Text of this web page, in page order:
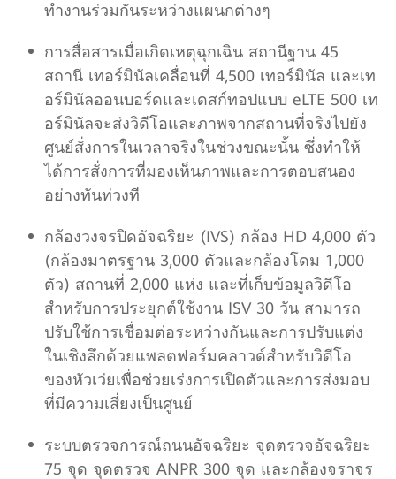
ทำงานร่วมกันระหว่างแผนกต่างๆ
การสื่อสารเมื่อเกิดเหตุฉุกเฉิน สถานีฐาน 45
สถานี เทอร์มินัลเคลื่อนที่ 4,500 เทอร์มินัล และเท
อร์มินัลออนบอร์ดและเดสก์ทอปแบบ eLTE 500 เท
อร์มินัลจะส่งวิดีโอและภาพจากสถานที่จริงไปยัง
ศูนย์สั่งการในเวลาจริงในช่วงขณะนั้น ซึ่งทำให้
ได้การสั่งการที่มองเห็นภาพและการตอบสนอง
อย่างทันท่วงที
กล้องวงจรปิดอัจฉริยะ (IVS) กล้อง HD 4,000 ตัว
(กล้องมาตรฐาน 3,000 ตัวและกล้องโดม 1,000
ตัว) สถานที่ 2,000 แห่ง และที่เก็บข้อมูลวิดีโอ
สำหรับการประยุกต์ใช้งาน ISV 30 วัน สามารถ
ปรับใช้การเชื่อมต่อระหว่างกันและการปรับแต่ง
ในเชิงลึกด้วยแพลตฟอร์มคลาวด์สำหรับวิดีโอ
ของหัวเว่ยเพื่อช่วยเร่งการเปิดตัวและการส่งมอบ
ที่มีความเสี่ยงเป็นศูนย์
ระบบตรวจการณ์ถนนอัจฉริยะ จุดตรวจอัจฉริยะ
75 จุด จุดตรวจ ANPR 300 จุด และกล้องจราจร